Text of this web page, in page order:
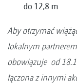
do 12,8 m
Aby otrzymać
lokalnym
obowiązuje od
łączona z innymi